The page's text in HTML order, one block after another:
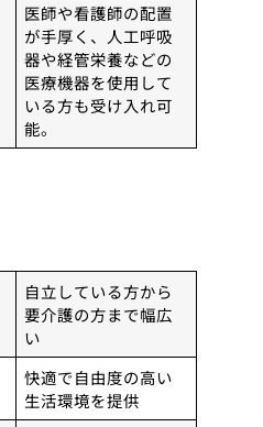
医師や看護師の配置
が手厚く、人工呼吸
器や経管栄養などの
医療機器を使用して
いる方も受け入れ可
能。
自立している方から
要介護の方まで幅広
い
快適で自由度の高い
生活環境を提供